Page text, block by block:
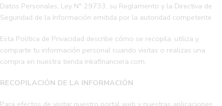
Datos Personales, Ley N° 29733, su Reglamento y la Directiva de
Seguridad de la Información emitida por la autoridad competente.
Esta Política de Privacidad describe cómo se recopila, utiliza y
comparte tu información personal cuando visitas o realizas una
compra en nuestra tienda inkafinanciera.com.
RECOPILACIÓN DE LA INFORMACIÓN
Para efectos de visitar nuestro portal web y nuestras aplicaciones